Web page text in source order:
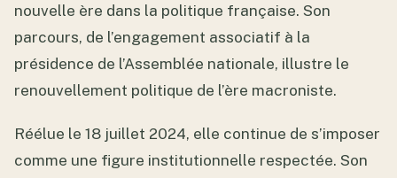
nouvelle ère dans la politique française. Son
parcours, de l’engagement associatif à la
présidence de l’Assemblée nationale, illustre le
renouvellement politique de l’ère macroniste.
Réélue le 18 juillet 2024, elle continue de s’imposer
comme une figure institutionnelle respectée. Son